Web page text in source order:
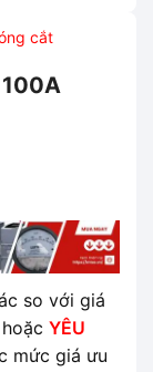
cắt
so với giá
YÊU
mức giá ưu